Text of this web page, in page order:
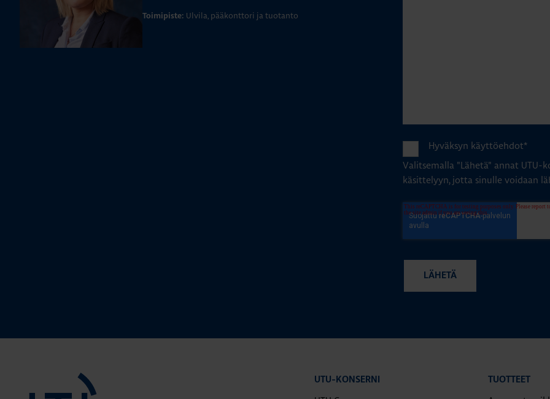
Toimipiste: Ulvila, pääkonttori ja tuotanto
Hyväksyn käyttöehdot*
Valitsemalla "Lähetä" annat
käsittelyyn, jotta sinulle voidaan
UTU-KONSERNI TUOTTEET